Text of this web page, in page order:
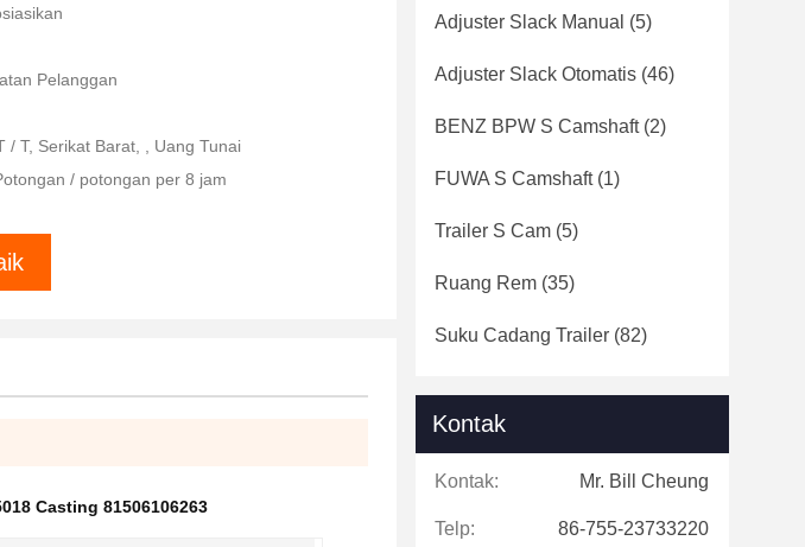
Pelanggan
/ T, Serikat Barat, , Uang Tunai
/ potongan per 8 jam
Casting 81506106263
Adjuster Slack Manual (5)
Adjuster Slack Otomatis (46)
BENZ BPW S Camshaft(2)
FUWA S Camshaft(1)
Trailer S Cam (5)
Ruang Rem (35)
Suku Cadang Trailer (82)
Kontak
Kontak: Mr. Bill Cheung
Telp: 86-755-23733220